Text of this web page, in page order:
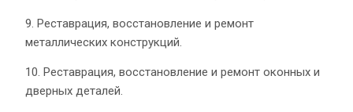
9. Реставрация, восстановление и ремонт
металлических конструкций.
10. Реставрация, восстановление и ремонт оконных и
дверных деталей.